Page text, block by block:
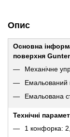
Опис
Основна
поверхня
Механічне
Емальований
Емальована
Технічні
1 конфорка: